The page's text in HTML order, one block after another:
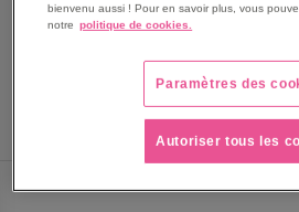
GALLERY
Voir le descriptif complet
bienvenu aussi ! Pour en savoir plus, vous
notre politique de cookies.
Paramètres des
Autoriser tous les